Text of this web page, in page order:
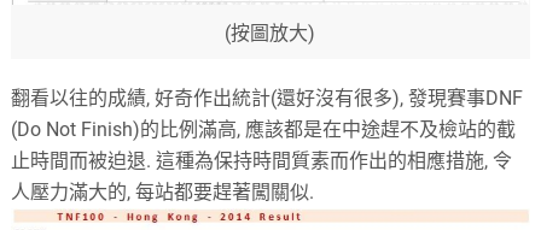
(按圖放大)
翻看以往的成績, 好奇作出統計(還好沒有很多), 發現賽事DNF
(Do Not Finish)的比例滿高, 應該都是在中途趕不及檢站的截
止時間而被迫退. 這種為保持時間質素而作出的相應措施, 令
人壓力滿大的, 每站都要趕著闖關似.